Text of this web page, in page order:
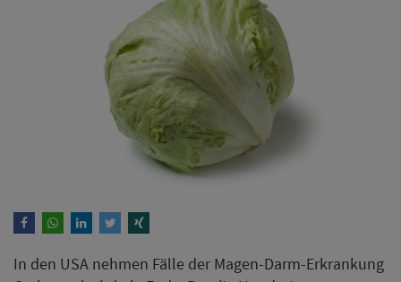
In den USA nehmen Fälle der Magen-Darm-Erkrankung